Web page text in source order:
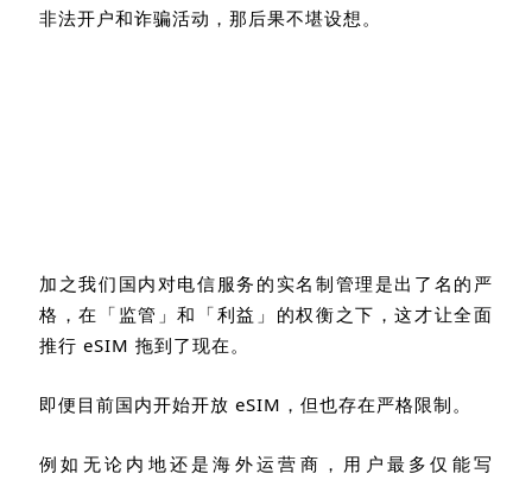
非法开户和诈骗活动，那后果不堪设想。
加之我们国内对电信服务的实名制管理是出了名的严
格，在「监管」和「利益」的权衡之下，这才让全面
推行 eSIM 拖到了现在。
即便目前国内开始开放 eSIM ，但也存在严格限制。
例如无论内地还是海外运营商，用户最多仅能写